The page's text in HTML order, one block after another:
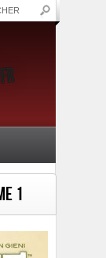
1